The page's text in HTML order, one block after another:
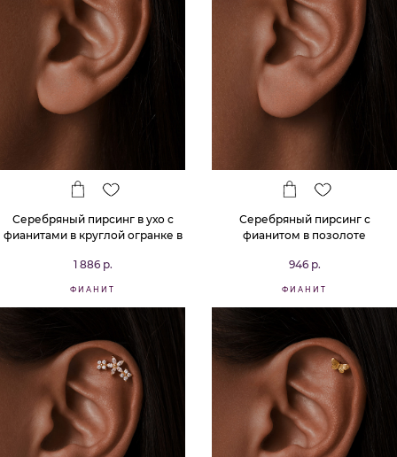
Серебряный пирсинг в ухо с
фианитами в круглой огранке в
1 886 р.
ФИАНИТ
Серебряный пирсинг с
фианитом в позолоте
946 р.
ФИАНИТ